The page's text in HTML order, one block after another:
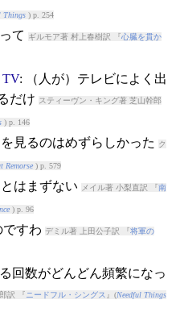
Things) p. 254
て ギルモア著 村上春樹訳 『心臓を貫か
TV: （人が）テレビによく出
だけ スティーヴン・キング著 芝山幹郎
) p. 146
見るのはめずらしかった ク
Remorse) p. 579
はまずない メイル著 小梨直訳 『南
) p. 96
すわ デミル著 上田公子訳 『将軍の
回数がどんどん頻繁になっ
訳 『 ニードフル・シングス 』(Needful Things